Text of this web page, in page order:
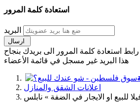
استعادة كلمة المرور
البريد
هذا البريد غير مسجل في قائمة الأعضاء
اعلانات الشقق والمنازل
للبيع او الايجار في الضفة » نابلس